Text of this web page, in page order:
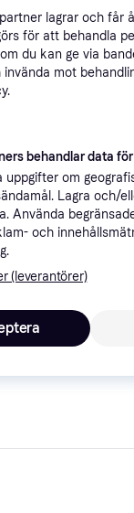
partner lagrar och får
för att behandla
du kan ge via
mot
behandlar data
uppgifter om
Lagra och/
Använda
och
(leverantörer)